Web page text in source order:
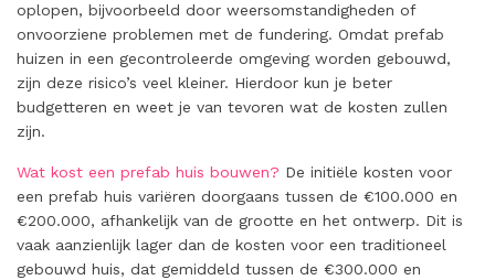
oplopen, bijvoorbeeld door weersomstandigheden of
onvoorziene problemen met de fundering. Omdat prefab
huizen in een gecontroleerde omgeving worden gebouwd,
zijn deze risico’s veel kleiner. Hierdoor kun je beter
budgetteren en weet je van tevoren wat de kosten zullen
zijn.
Wat kost een prefab huis bouwen? De initiële kosten voor
een prefab huis variëren doorgaans tussen de €100.000 en
€200.000, afhankelijk van de grootte en het ontwerp. Dit is
vaak aanzienlijk lager dan de kosten voor een traditioneel
gebouwd huis, dat gemiddeld tussen de €300.000 en